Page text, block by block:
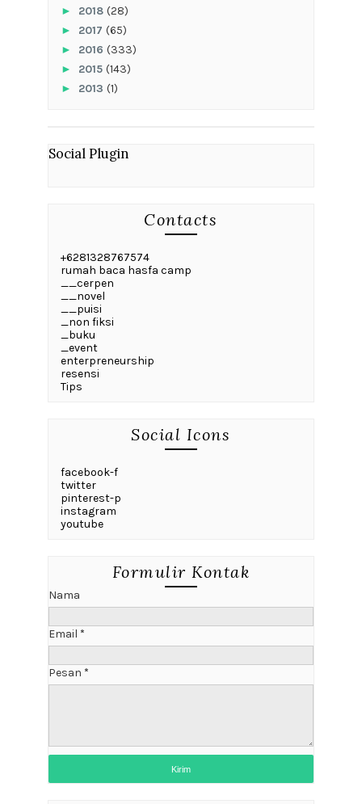
► 2018 (28)
► 2017 (65)
► 2016 (333)
► 2015 (143)
► 2013 (1)
Social Plugin
Contacts
+6281328767574
rumah baca hasfa camp
__cerpen
__novel
__puisi
_non fiksi
_buku
_event
enterpreneurship
resensi
Tips
Social Icons
facebook-f
twitter
pinterest-p
instagram
youtube
Formulir Kontak
Nama
Email *
Pesan *